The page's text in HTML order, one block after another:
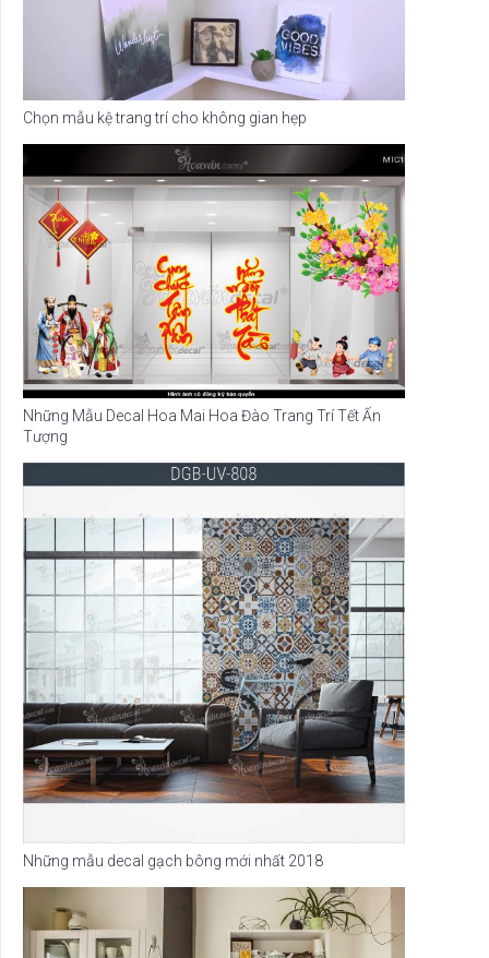
Chọn mẫu kệ trang trí cho không gian hẹp
Những Mẫu Decal Hoa Mai Hoa Đào Trang Trí Tết Ấn
Tượng
Những mẫu decal gạch bông mới nhất 2018